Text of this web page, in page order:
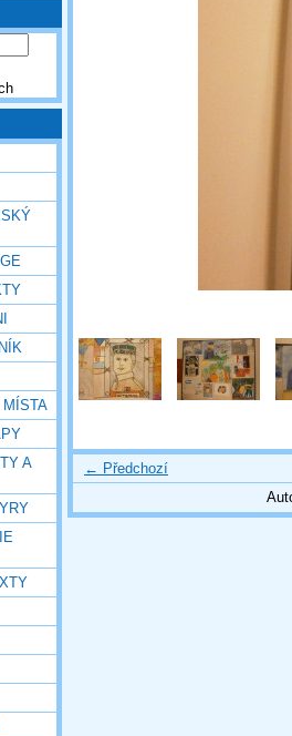
A
← Předchozí